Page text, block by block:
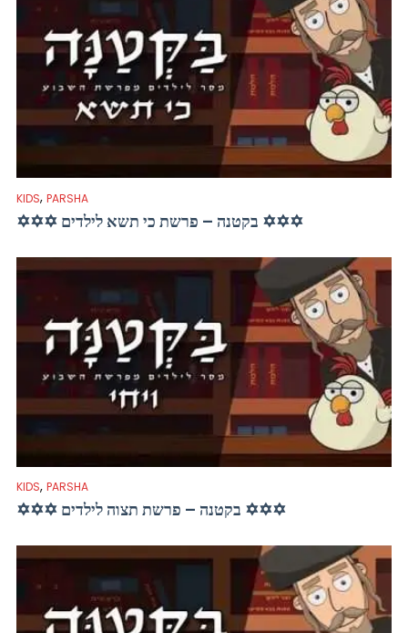
KIDS, PARSHA
✡✡✡ בקטנה – פרשת כי תשא לילדים ✡✡✡
KIDS, PARSHA
✡✡✡ בקטנה – פרשת תצוה לילדים ✡✡✡